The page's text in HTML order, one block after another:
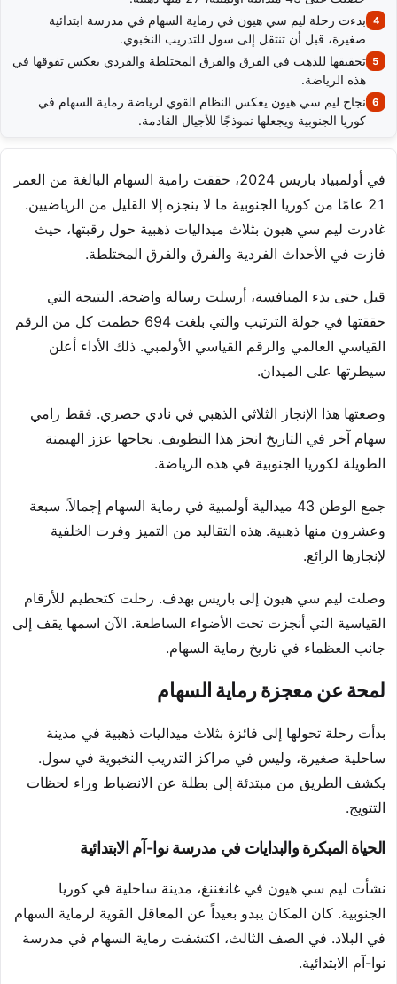
بدءت رحلة ليم سي هيون في رماية السهام في مدرسة ابتدائية
صغيرة، قبل أن تنتقل إلى سول للتدريب النخبوي.
تحقيقها للذهب في الفرق والفرق المختلطة والفردي يعكس تفوقها في
هذه الرياضة.
نجاح ليم سي هيون يعكس النظام القوي لرياضة رماية السهام في
كوريا الجنوبية ويجعلها نموذجًا للأجيال القادمة.
في أولمبياد باريس 2024، حققت رامية السهام البالغة من العمر
21 عامًا من كوريا الجنوبية ما لا ينجزه إلا القليل من الرياضيين.
غادرت ليم سي هيون بثلاث ميداليات ذهبية حول رقبتها، حيث
فازت في الأحداث الفردية والفرق والفرق المختلطة.
قبل حتى بدء المنافسة، أرسلت رسالة واضحة. النتيجة التي
حققتها في جولة الترتيب والتي بلغت 694 حطمت كل من الرقم
القياسي العالمي والرقم القياسي الأولمبي. ذلك الأداء أعلن
سيطرتها على الميدان.
وضعتها هذا الإنجاز الثلاثي الذهبي في نادي حصري. فقط رامي
سهام آخر في التاريخ انجز هذا التطويف. نجاحها عزز الهيمنة
الطويلة لكوريا الجنوبية في هذه الرياضة.
جمع الوطن 43 ميدالية أولمبية في رماية السهام إجمالاً. سبعة
وعشرون منها ذهبية. هذه التقاليد من التميز وفرت الخلفية
لإنجازها الرائع.
وصلت ليم سي هيون إلى باريس بهدف. رحلت كتحطيم للأرقام
القياسية التي أنجزت تحت الأضواء الساطعة. الآن اسمها يقف إلى
جانب العظماء في تاريخ رماية السهام.
لمحة عن معجزة رماية السهام
بدأت رحلة تحولها إلى فائزة بثلاث ميداليات ذهبية في مدينة
ساحلية صغيرة، وليس في مراكز التدريب النخبوية في سول.
يكشف الطريق من مبتدئة إلى بطلة عن الانضباط وراء لحظات
التتويج.
الحياة المبكرة والبدايات في مدرسة نوا-آم الابتدائية
نشأت ليم سي هيون في غانغننغ، مدينة ساحلية في كوريا
الجنوبية. كان المكان يبدو بعيداً عن المعاقل القوية لرماية السهام
في البلاد. في الصف الثالث، اكتشفت رماية السهام في مدرسة
نوا-آم الابتدائية.